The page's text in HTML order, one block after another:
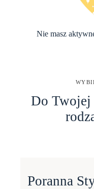
Nie masz
Do Twojej
Poranna